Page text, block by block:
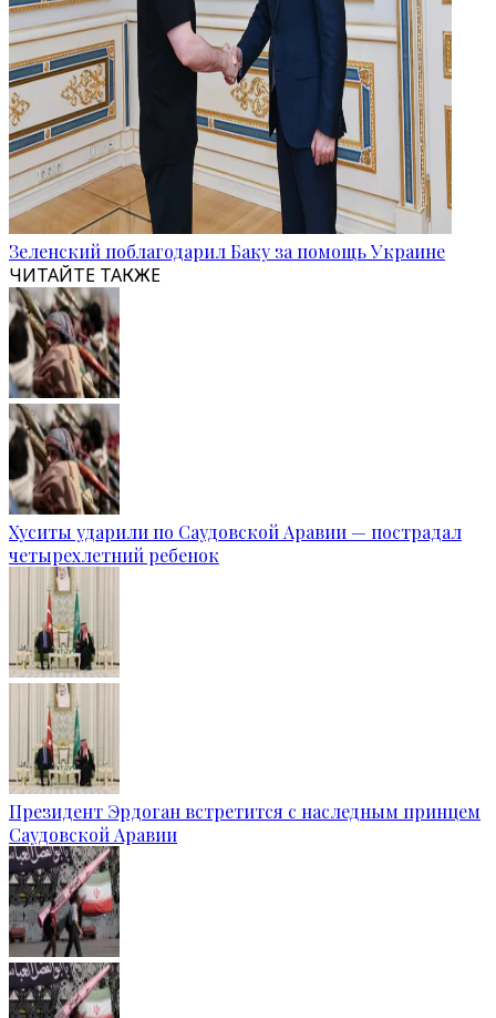
Зеленский поблагодарил Баку за помощь Украине
ЧИТАЙТЕ ТАКЖЕ
Хуситы ударили по Саудовской Аравии — пострадал
четырехлетний ребенок
Президент Эрдоган встретится с наследным принцем
Саудовской Аравии